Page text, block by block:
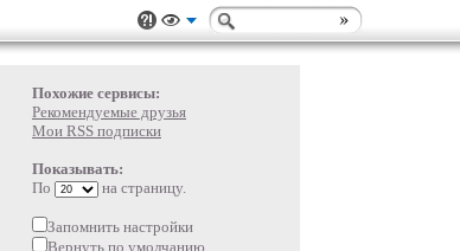
Похожие сервисы:
Рекомендуемые друзья
Мои RSS подписки
Показывать:
По
на страницу.
Запомнить настройки
Вернуть по умолчанию